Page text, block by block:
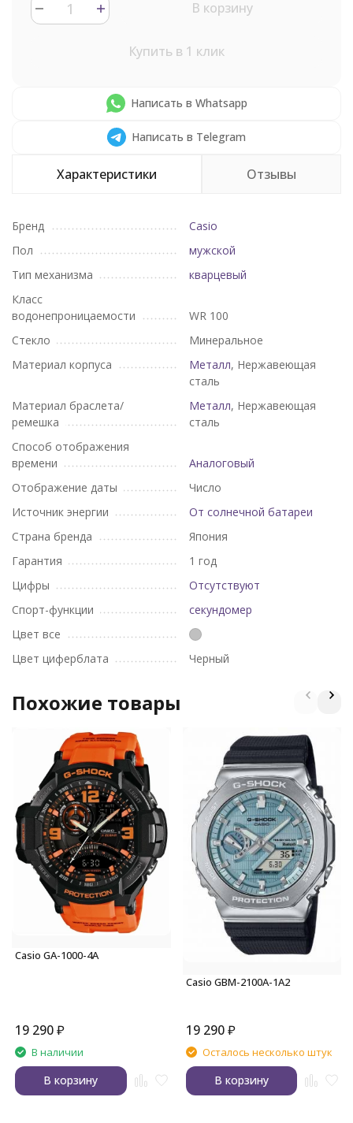
В корзину
Купить в 1 клик
Написать в Whatsapp
Написать в Telegram
Характеристики Отзывы
Бренд
Casio
Пол
мужской
Тип механизма
кварцевый
Класс
водонепроницаемости
WR 100
Стекло
Минеральное
Материал корпуса
Металл, Нержавеющая
сталь
Материал браслета/
ремешка
Металл, Нержавеющая
сталь
Способ отображения
времени
Аналоговый
Отображение даты
Число
Источник энергии
От солнечной батареи
Страна бренда
Япония
Гарантия
1 год
Цифры
Отсутствуют
Спорт-функции
секундомер
Цвет все
Цвет циферблата
Черный
Похожие товары
Casio GA-1000-4A
19 290₽
В наличии
В корзину
Casio GBM-2100A-1A2
19 290 ₽
Осталось несколько штук
В корзину